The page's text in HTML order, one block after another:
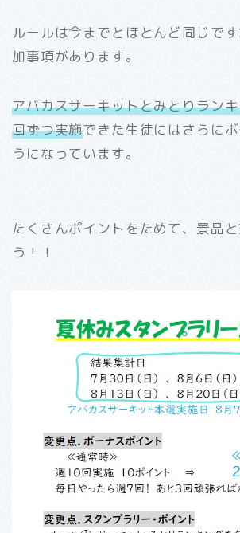
ルールは今までとほとんど同じで
加事項があります。
アバカスサーキットとみとりラン
回ずつ実施できた生徒にはさらに
うになっています。
たくさんポイントをためて、景品
う！！